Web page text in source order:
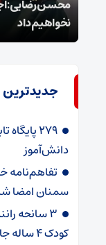
محسن رضایی:
نخواهیم داد
دانش‌آموز
سمنان امضا
۳ سانحه
کودک ۴ ساله جان باخت